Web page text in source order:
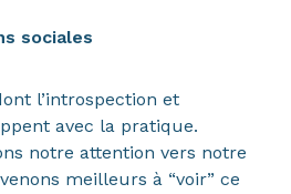
sociales
l’introspection et
avec la pratique.
notre attention vers notre
meilleurs à “voir” ce